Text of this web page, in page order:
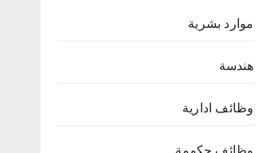
موارد بشرية
هندسة
وظائف ادارية
وظائف حكومة